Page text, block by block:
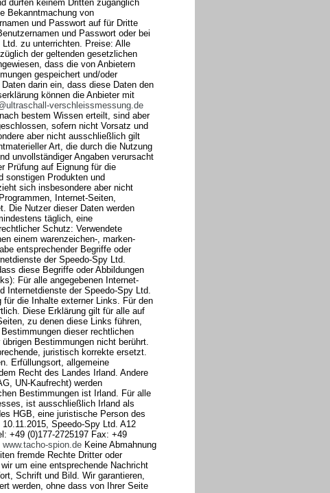
dürfen keinem Dritten zugänglich
Bekanntmachung von
und Passwort auf für Dritte
und Passwort oder bei
zu unterrichten. Preise: Alle
der geltenden gesetzlichen
dass die von Anbietern
gespeichert und/oder
darin ein, dass diese Daten den
können die Anbieter mit
verschleissmessung.de
bestem Wissen erteilt, sind aber
sofern nicht Vorsatz und
aber nicht ausschließlich gilt
Art, die durch die Nutzung
unvollständiger Angaben verursacht
Prüfung auf Eignung für die
sonstigen Produkten und
sich insbesondere aber nicht
Internet-Seiten,
Die Nutzer dieser Daten werden
täglich, eine
Schutz: Verwendete
einem warenzeichen-, marken-
entsprechender Begriffe oder
der Speedo-Spy Ltd.
diese Begriffe oder Abbildungen
Für alle angegebenen Internet-
Internetdienste der Speedo-Spy Ltd.
die Inhalte externer Links. Für den
Diese Erklärung gilt für alle auf
zu denen diese Links führen,
dieser rechtlichen
Bestimmungen nicht berührt.
juristisch korrekte ersetzt.
Erfüllungsort, allgemeine
Recht des Landes Irland. Andere
UN-Kaufrecht) werden
Bestimmungen ist Irland. Für alle
ist ausschließlich Irland als
HGB, eine juristische Person des
Speedo-Spy Ltd. A12
+49 (0)177-2725197 Fax: +49
www.tacho-spion.de Keine Abmahnung
fremde Rechte Dritter oder
um eine entsprechende Nachricht
Schrift und Bild. Wir garantieren,
werden, ohne dass von Ihrer Seite